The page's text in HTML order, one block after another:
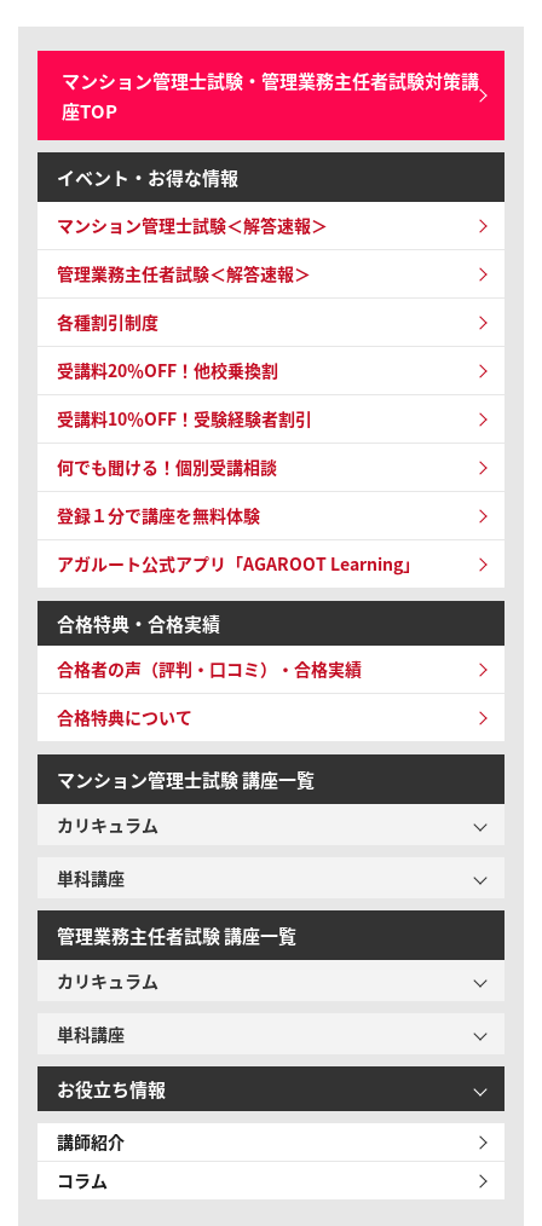
マンション管理士試験・管理業務主任者試験対策講
座TOP
イベント・お得な情報
マンション管理士試験＜解答速報＞
管理業務主任者試験＜解答速報＞
各種割引制度
受講料20％OFF！他校乗換割
受講料10％OFF！受験経験者割引
何でも聞ける！個別受講相談
登録１分で講座を無料体験
アガルート公式アプリ「AGAROOT Learning」
合格特典・合格実績
合格者の声（評判・口コミ）・合格実績
合格特典について
マンション管理士試験 講座一覧
カリキュラム
単科講座
管理業務主任者試験 講座一覧
カリキュラム
単科講座
お役立ち情報
講師紹介
コラム